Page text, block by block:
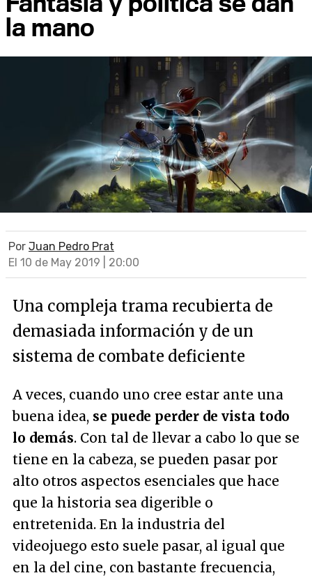
la mano
Por Juan Pedro Prat
El 10 de May 2019 | 20:00
Una compleja trama recubierta de
demasiada información y de un
sistema de combate deficiente
A veces, cuando uno cree estar ante una
buena idea, se puede perder de vista todo
lo demás. Con tal de llevar a cabo lo que se
tiene en la cabeza, se pueden pasar por
alto otros aspectos esenciales que hace
que la historia sea digerible o
entretenida. En la industria del
videojuego esto suele pasar, al igual que
en la del cine, con bastante frecuencia,